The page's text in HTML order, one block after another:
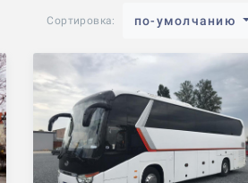
Сортировка: по-умолчанию